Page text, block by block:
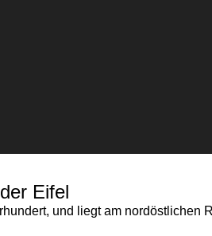
Eifel
und liegt am nordöstlichen